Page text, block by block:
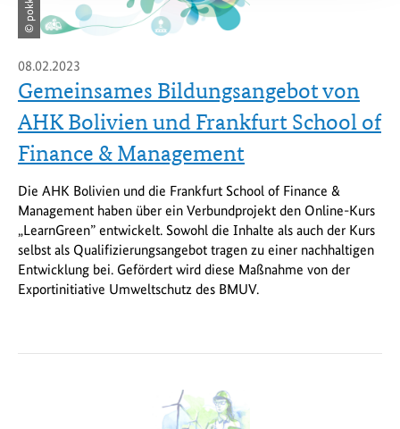
08.02.2023
Gemeinsames Bildungsangebot von
AHK Bolivien und Frankfurt School of
Finance & Management
Die AHK Bolivien und die Frankfurt School of Finance &
Management haben über ein Verbundprojekt den Online-Kurs
„LearnGreen” entwickelt. Sowohl die Inhalte als auch der Kurs
selbst als Qualifizierungsangebot tragen zu einer nachhaltigen
Entwicklung bei. Gefördert wird diese Maßnahme von der
Exportinitiative Umweltschutz des BMUV.